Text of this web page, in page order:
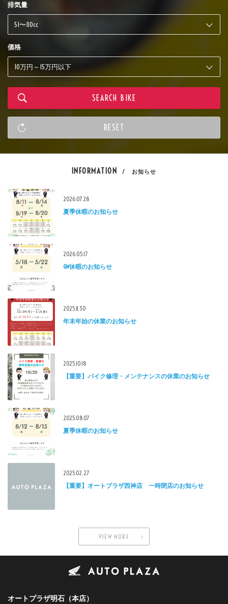
排気量
価格
INFORMATION / お知らせ
2026.07.28
夏季休暇のお知らせ
2026.05.17
GW休暇のお知らせ
2025.11.30
年末年始の休業のお知らせ
2025.10.18
【重要】バイク修理・メンテナンスの休業のお知らせ
2025.08.07
夏季休暇のお知らせ
2025.02.27
【重要】オートプラザ西神店 一時閉店のお知らせ
VIEW MORE
オートプラザ明石（本店）